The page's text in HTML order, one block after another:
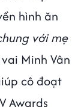
hình ăn
với mẹ
Minh Vân
cô đoạt
Awards